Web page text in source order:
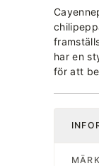
har en
för att